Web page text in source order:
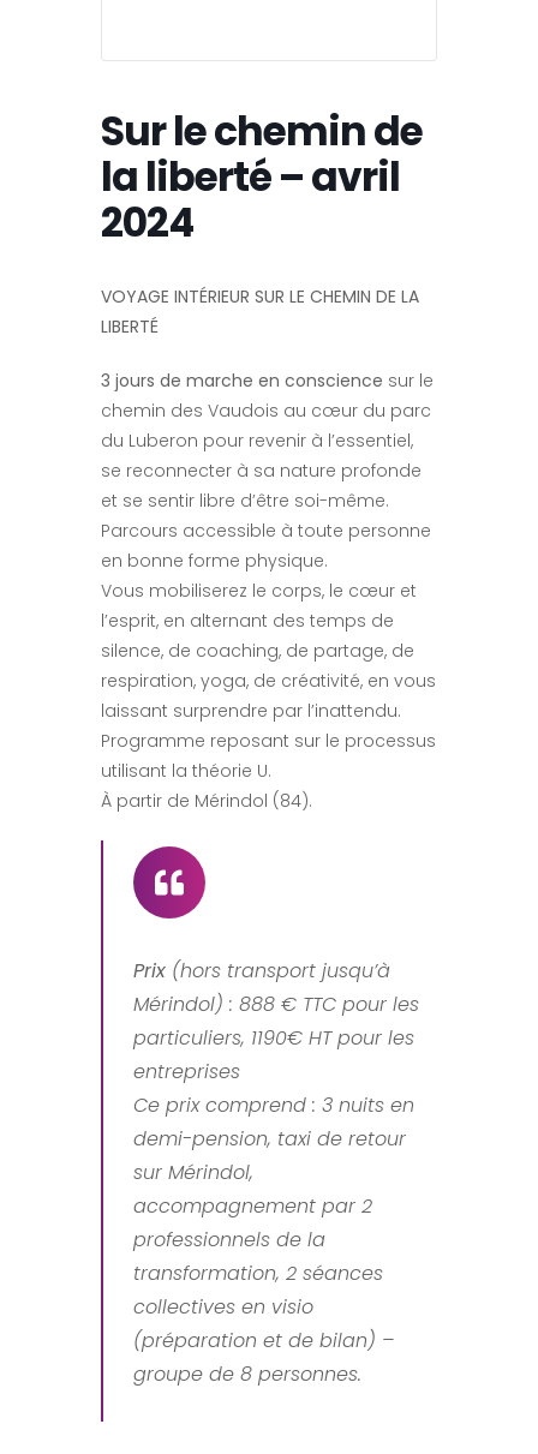
Sur le chemin de
la liberté – avril
2024
VOYAGE INTÉRIEUR SUR LE CHEMIN DE LA
LIBERTÉ
3 jours de marche en conscience sur le
chemin des Vaudois au cœur du parc
du Luberon pour revenir à l’essentiel,
se reconnecter à sa nature profonde
et se sentir libre d’être soi-même.
Parcours accessible à toute personne
en bonne forme physique.
Vous mobiliserez le corps, le cœur et
l’esprit, en alternant des temps de
silence, de coaching, de partage, de
respiration, yoga, de créativité, en vous
laissant surprendre par l’inattendu.
Programme reposant sur le processus
utilisant la théorie U.
À partir de Mérindol (84).
Prix (hors transport jusqu’à
Mérindol) : 888 € TTC pour les
particuliers, 1190€ HT pour les
entreprises
Ce prix comprend : 3 nuits en
demi-pension, taxi de retour
sur Mérindol,
accompagnement par 2
professionnels de la
transformation, 2 séances
collectives en visio
(préparation et de bilan) –
groupe de 8 personnes.